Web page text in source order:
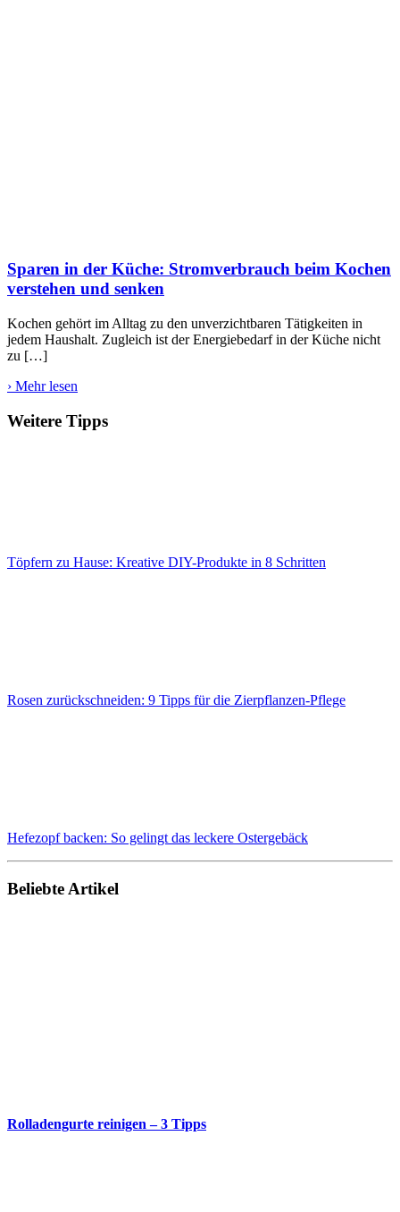
Sparen in der Küche: Stromverbrauch beim Kochen
verstehen und senken
Kochen gehört im Alltag zu den unverzichtbaren Tätigkeiten in
jedem Haushalt. Zugleich ist der Energiebedarf in der Küche nicht
zu […]
› Mehr lesen
Weitere Tipps
Töpfern zu Hause: Kreative DIY-Produkte in 8 Schritten
Rosen zurückschneiden: 9 Tipps für die Zierpflanzen-Pflege
Hefezopf backen: So gelingt das leckere Ostergebäck
Beliebte Artikel
Rolladengurte reinigen – 3 Tipps